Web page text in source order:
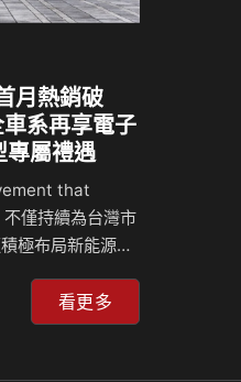
月熱銷破
系再享電子
屬禮遇
that
僅持續為台灣市
極布局新能源車
勢登台後，廣受
3,000張訂單，創
看更多